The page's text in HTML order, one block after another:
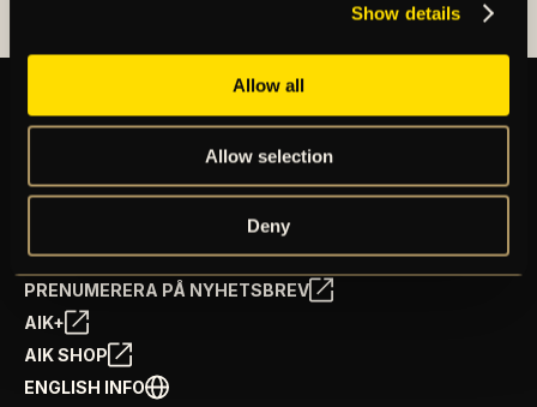
Show details
Allow all
Allow selection
Deny
ÅRSKORT
GÅ PÅ MATCH
PRENUMERERA PÅ NYHETSBREV
AIK+
AIK SHOP
ENGLISH INFO